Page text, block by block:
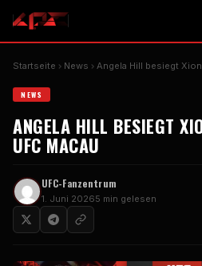
Startseite News Angela Hill besiegt
NEWS
ANGELA HILL BESIEGT
UFC MACAU
UFC-Fanzentrum
1. Juni 20265 min gelesen